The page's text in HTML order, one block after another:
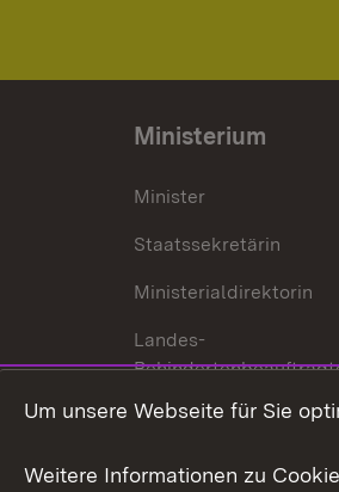
Ministerium
Minister
Staatssekretärin
Ministerialdirektorin
Landes-
Bürgerreferent
Karriere
Um unsere Webseite für Sie
Weitere Informationen zu